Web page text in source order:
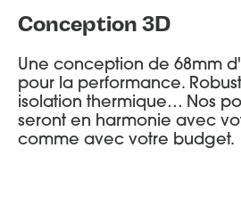
Conception 3D
Une conception de 68mm
pour la performance.
isolation thermique… Nos
seront en harmonie avec
comme avec votre budget.